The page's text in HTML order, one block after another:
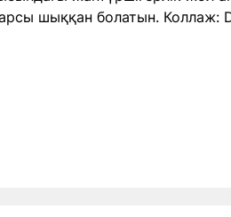
шыққан болатын. Коллаж: